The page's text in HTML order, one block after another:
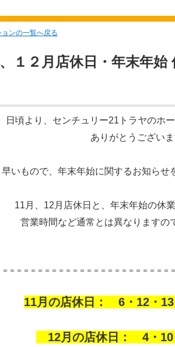
ンの一覧へ戻る
１２月店休日・年末年
日頃より、センチュリー21トラヤのホ
ありがとうございま
早いもので、年末年始に関するお知らせ
11月、12月店休日と、年末年始の休
営業時間など通常とは異なりますの
＝＝＝＝＝＝＝＝＝＝＝＝＝＝＝＝＝＝＝＝＝＝＝＝
11月の店休日： 6・12・13
12月の店休日： 4・10